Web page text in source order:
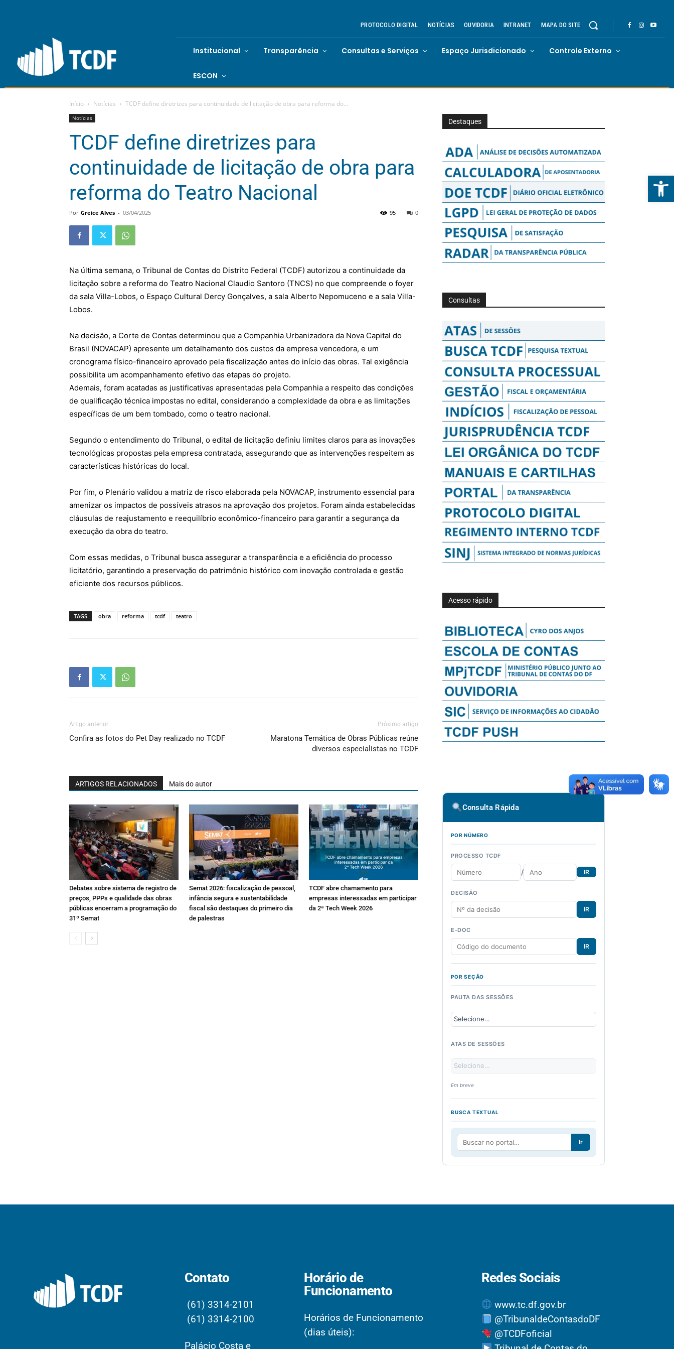
Abrir
PROTOCOLO DIGITAL NOTÍCIAS OUVIDORIA INTRANET MAPA DO SITE
Institucional Transparência Consultas e Serviços Espaço Jurisdicionado Controle Externo
ESCON
Início Notícias TCDF define diretrizes para continuidade de licitação de obra para reforma do...
Notícias
TCDF define diretrizes para
continuidade de licitação de obra para
reforma do Teatro Nacional
Por Greice Alves - 03/04/2025 0
95
Na última semana, o Tribunal de Contas do Distrito Federal (TCDF) autorizou a continuidade da
licitação sobre a reforma do Teatro Nacional Claudio Santoro (TNCS) no que compreende o foyer
da sala Villa-Lobos, o Espaço Cultural Dercy Gonçalves, a sala Alberto Nepomuceno e a sala Villa-
Lobos.
Na decisão, a Corte de Contas determinou que a Companhia Urbanizadora da Nova Capital do
Brasil (NOVACAP) apresente um detalhamento dos custos da empresa vencedora, e um
cronograma físico-financeiro aprovado pela fiscalização antes do início das obras. Tal exigência
possibilita um acompanhamento efetivo das etapas do projeto.
Ademais, foram acatadas as justificativas apresentadas pela Companhia a respeito das condições
de qualificação técnica impostas no edital, considerando a complexidade da obra e as limitações
específicas de um bem tombado, como o teatro nacional.
Segundo o entendimento do Tribunal, o edital de licitação definiu limites claros para as inovações
tecnológicas propostas pela empresa contratada, assegurando que as intervenções respeitem as
características históricas do local.
Por fim, o Plenário validou a matriz de risco elaborada pela NOVACAP, instrumento essencial para
amenizar os impactos de possíveis atrasos na aprovação dos projetos. Foram ainda estabelecidas
cláusulas de reajustamento e reequilíbrio econômico-financeiro para garantir a segurança da
execução da obra do teatro.
Com essas medidas, o Tribunal busca assegurar a transparência e a eficiência do processo
licitatório, garantindo a preservação do patrimônio histórico com inovação controlada e gestão
eficiente dos recursos públicos.
TAGS obra reforma tcdf teatro
Artigo anterior
Confira as fotos do Pet Day realizado no TCDF
Próximo artigo
Maratona Temática de Obras Públicas reúne
diversos especialistas no TCDF
ARTIGOS RELACIONADOS Mais do autor
Debates sobre sistema de registro de
preços, PPPs e qualidade das obras
públicas encerram a programação do
31º Semat
Semat 2026: fiscalização de pessoal,
infância segura e sustentabilidade
fiscal são destaques do primeiro dia
de palestras
TCDF abre chamamento para
empresas interessadas em participar
da 2ª Tech Week 2026
Destaques
Consultas
Acesso rápido
Consulta Rápida
POR NÚMERO
PROCESSO TCDF
/ IR
DECISÃO
IR
E-DOC
IR
POR SEÇÃO
PAUTA DAS SESSÕES
ATAS DE SESSÕES
Em breve
BUSCA TEXTUAL
Ir
Contato
(61) 3314-2101
(61) 3314-2100
Palácio Costa e
Horário de
Funcionamento
Horários de Funcionamento
(dias úteis):
Redes Sociais
www.tc.df.gov.br
@TribunaldeContasdoDF
@TCDFoficial